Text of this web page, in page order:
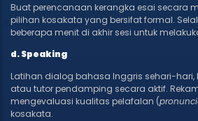
Buat perencanaan kerangka esai secara
pilihan kosakata yang bersifat formal.
beberapa menit di akhir sesi untuk
d. Speaking
Latihan dialog bahasa Inggris sehari-hari,
atau tutor pendamping secara aktif.
mengevaluasi kualitas pelafalan (
kosakata.